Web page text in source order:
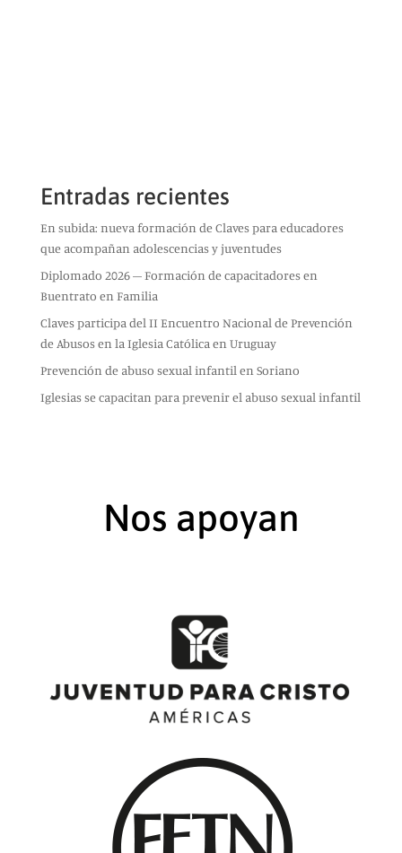
Entradas recientes
En subida: nueva formación de Claves para educadores
que acompañan adolescencias y juventudes
Diplomado 2026 – Formación de capacitadores en
Buentrato en Familia
Claves participa del II Encuentro Nacional de Prevención
de Abusos en la Iglesia Católica en Uruguay
Prevención de abuso sexual infantil en Soriano
Iglesias se capacitan para prevenir el abuso sexual infantil
Nos apoyan